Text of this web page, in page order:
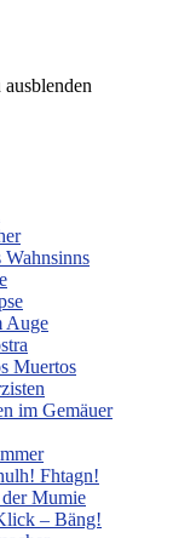
Wahnsinns
Auge
Muertos
im Gemäuer
Fhtagn!
Mumie
– Bäng!